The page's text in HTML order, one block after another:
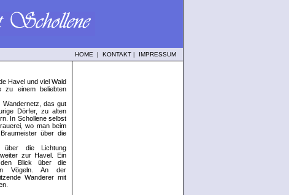
HOME | KONTAKT | IMPRESSUM
Havel und viel Wald
zu einem beliebten
das gut
Dörfer, zu alten
In Schollene selbst
wo man beim
über die
über die Lichtung
zur Havel. Ein
den Blick über die
Vögeln. An der
Wanderer mit